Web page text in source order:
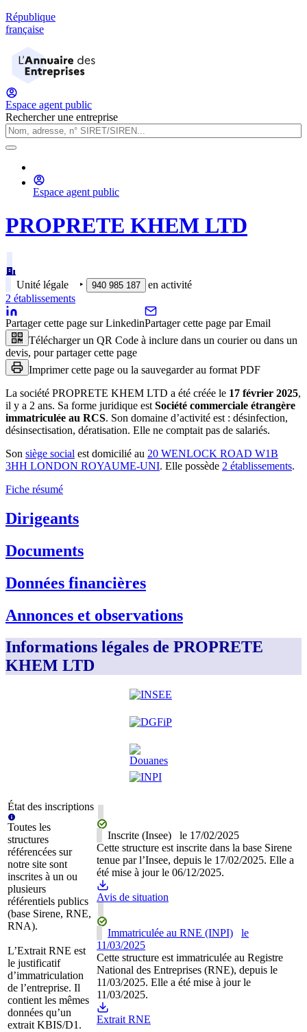
République
française
Espace agent public
Rechercher une entreprise
Espace agent public
PROPRETE KHEM LTD
Unité légale ‣ 940 985 187
en activité
2 établissements
Partager cette page sur LinkedinPartager cette page par Email
Télécharger un QR Code à inclure dans un courier ou dans un
devis, pour partager cette page
Imprimer cette page ou la sauvegarder au format PDF
La société PROPRETE KHEM LTD a été créée le 17 février 2025,
il y a 2 ans. Sa forme juridique est Société commerciale étrangère
immatriculée au RCS. Son domaine d’activité est : désinfection,
désinsectisation, dératisation. Elle ne comptait pas de salariés.
Son siège social est domicilié au 20 WENLOCK ROAD W1B
3HH LONDON ROYAUME-UNI. Elle possède 2 établissements.
Fiche résumé
Dirigeants
Documents
Données financières
Annonces et observations
Informations légales de PROPRETE
KHEM LTD
État des inscriptions
Toutes les
structures
référencées sur
notre site sont
inscrites à un ou
plusieurs
référentiels publics
(base Sirene, RNE,
RNA).
L’Extrait RNE est
le justificatif
d’immatriculation
de l’entreprise. Il
contient les mêmes
données qu’un
extrait KBIS/D1.
Inscrite (Insee) le 17/02/2025
Cette structure est inscrite dans la base Sirene
tenue par l’Insee, depuis le 17/02/2025. Elle a
été mise à jour le 06/12/2025.
Avis de situation
Immatriculée au RNE (INPI)
le
11/03/2025
Cette structure est immatriculée au Registre
National des Entreprises (RNE), depuis le
11/03/2025. Elle a été mise à jour le
11/03/2025.
Extrait RNE